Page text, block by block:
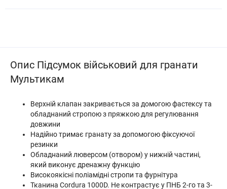
Опис Підсумок військовий для гранати
Мультикам
Верхній клапан закривається за домогою фастексу та
обладнаний стропою з пряжкою для регулювання
довжини
Надійно тримає гранату за допомогою фіксуючої
резинки
Обладнаний люверсом (отвором) у нижній частині,
який виконує дренажну функцію
Високоякісні поліамідні стропи та фурнітура
Тканина Cordura 1000D. Не контрастує у ПНБ 2-го та 3-